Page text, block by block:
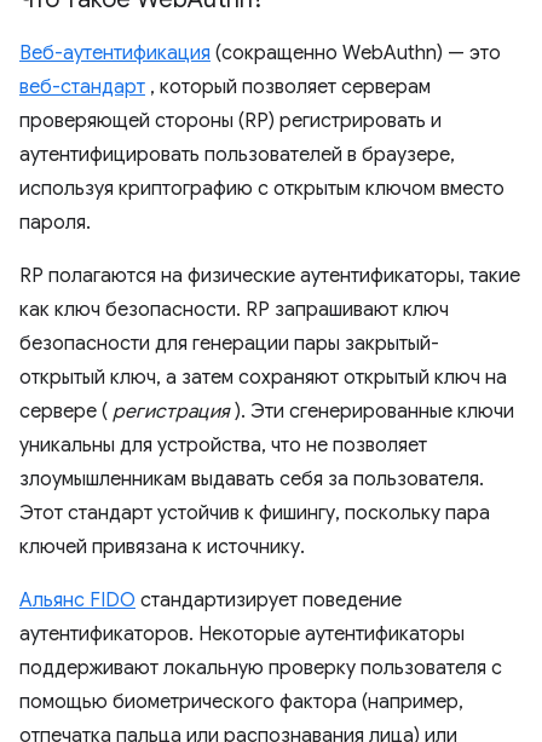
Веб-аутентификация (сокращенно WebAuthn) — это
веб-стандарт , который позволяет серверам
проверяющей стороны (RP) регистрировать и
аутентифицировать пользователей в браузере,
используя криптографию с открытым ключом вместо
пароля.
RP полагаются на физические аутентификаторы, такие
как ключ безопасности. RP запрашивают ключ
безопасности для генерации пары закрытый-
открытый ключ, а затем сохраняют открытый ключ на
сервере ( регистрация). Эти сгенерированные ключи
уникальны для устройства, что не позволяет
злоумышленникам выдавать себя за пользователя.
Этот стандарт устойчив к фишингу, поскольку пара
ключей привязана к источнику.
Альянс FIDO стандартизирует поведение
аутентификаторов. Некоторые аутентификаторы
поддерживают локальную проверку пользователя с
помощью биометрического фактора (например,
отпечатка пальца или распознавания лица) или